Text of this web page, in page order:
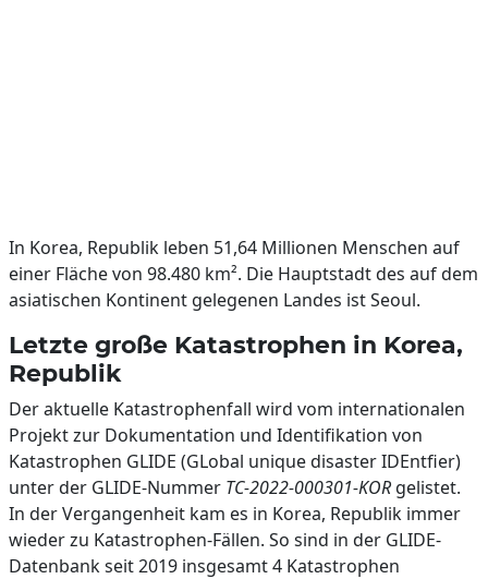
In Korea, Republik leben 51,64 Millionen Menschen auf
einer Fläche von 98.480 km². Die Hauptstadt des auf dem
asiatischen Kontinent gelegenen Landes ist Seoul.
Letzte große Katastrophen in Korea,
Republik
Der aktuelle Katastrophenfall wird vom internationalen
Projekt zur Dokumentation und Identifikation von
Katastrophen GLIDE (GLobal unique disaster IDEntfier)
unter der GLIDE-Nummer TC-2022-000301-KOR gelistet.
In der Vergangenheit kam es in Korea, Republik immer
wieder zu Katastrophen-Fällen. So sind in der GLIDE-
Datenbank seit 2019 insgesamt 4 Katastrophen